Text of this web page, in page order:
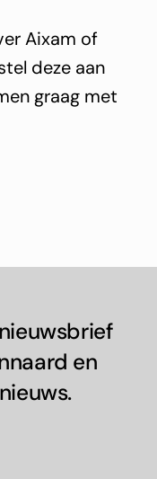
Aixam of
deze aan
graag met
en